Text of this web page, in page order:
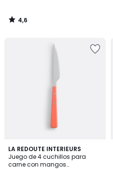
4,6
/
LA REDOUTE INTERIEURS
Juego de 4 cuchillos para
carne con mangos